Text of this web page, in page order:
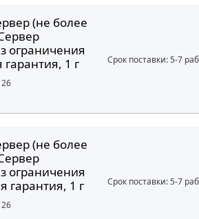
(не более
ограничения
1 г
Срок поставки: 5-7
(не более
ограничения
гарантия, 1 г
Срок поставки: 5-7